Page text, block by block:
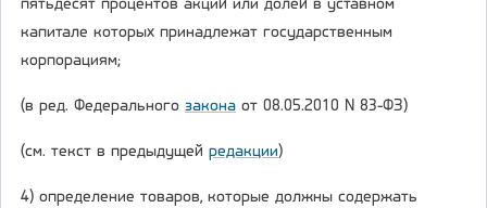
пятьдесят процентов акций или долей в уставном
капитале которых принадлежат государственным
корпорациям;
(в ред. Федерального закона от 08.05.2010 N 83-ФЗ)
(см. текст в предыдущей редакции)
4) определение товаров, которые должны содержать